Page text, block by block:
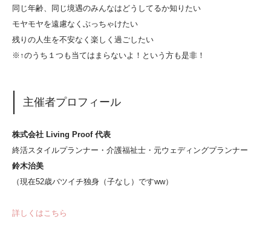
同じ年齢、同じ境遇のみんなはどうしてるか知りたい
モヤモヤを遠慮なくぶっちゃけたい
残りの人生を不安なく楽しく過ごしたい
※↑のうち１つも当てはまらないよ！という方も是非！
主催者プロフィール
株式会社 Living Proof 代表
終活スタイルプランナー・介護福祉士・元ウェディングプランナー
鈴木治美
（現在52歳バツイチ独身（子なし）ですww）
詳しくはこちら